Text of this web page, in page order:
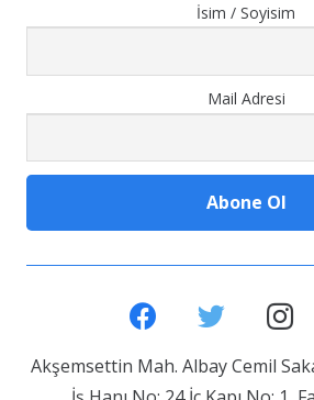
İsim / Soyisim
Mail Adresi
Akşemsettin Mah. Albay Cemil